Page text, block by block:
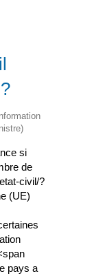
si
de
civil/?
(UE)
pays a